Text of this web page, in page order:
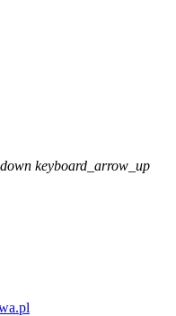
keyboard_arrow_up